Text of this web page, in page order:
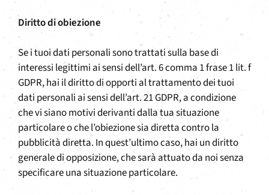
Diritto di obiezione
Se i tuoi dati personali sono trattati sulla base di
interessi legittimi ai sensi dell’art. 6 comma 1 frase 1 lit. f
GDPR, hai il diritto di opporti al trattamento dei tuoi
dati personali ai sensi dell’art. 21 GDPR, a condizione
che vi siano motivi derivanti dalla tua situazione
particolare o che l’obiezione sia diretta contro la
pubblicità diretta. In quest’ultimo caso, hai un diritto
generale di opposizione, che sarà attuato da noi senza
specificare una situazione particolare.